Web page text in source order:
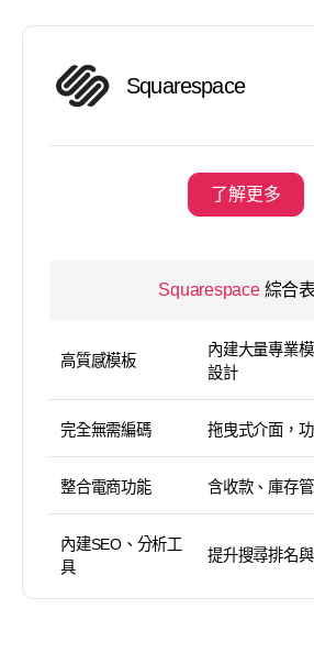
Squarespace
了解更多
Squarespace綜合
高質感模板
內建大量專業
設計
完全無需編碼 拖曳式介面，
整合電商功能 含收款、庫存
內建SEO、分析工
具
提升搜尋排名